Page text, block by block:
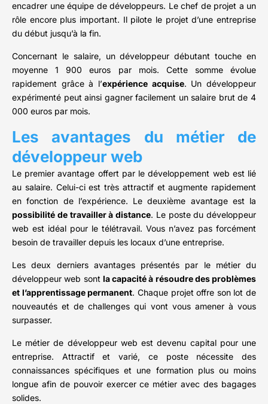
encadrer une équipe de développeurs. Le chef de projet a un
rôle encore plus important. Il pilote le projet d’une entreprise
du début jusqu’à la fin.
Concernant le salaire, un développeur débutant touche en
moyenne 1 900 euros par mois. Cette somme évolue
rapidement grâce à l’expérience acquise. Un développeur
expérimenté peut ainsi gagner facilement un salaire brut de 4
000 euros par mois.
Les avantages du métier de
développeur web
Le premier avantage offert par le développement web est lié
au salaire. Celui-ci est très attractif et augmente rapidement
en fonction de l’expérience. Le deuxième avantage est la
possibilité de travailler à distance. Le poste du développeur
web est idéal pour le télétravail. Vous n’avez pas forcément
besoin de travailler depuis les locaux d’une entreprise.
Les deux derniers avantages présentés par le métier du
développeur web sont la capacité à résoudre des problèmes
et l’apprentissage permanent. Chaque projet offre son lot de
nouveautés et de challenges qui vont vous amener à vous
surpasser.
Le métier de développeur web est devenu capital pour une
entreprise. Attractif et varié, ce poste nécessite des
connaissances spécifiques et une formation plus ou moins
longue afin de pouvoir exercer ce métier avec des bagages
solides.